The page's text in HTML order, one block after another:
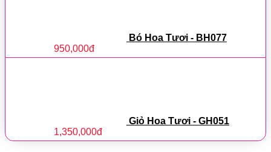
Bó Hoa Tươi - BH077
950,000đ
Giỏ Hoa Tươi - GH051
1,350,000đ